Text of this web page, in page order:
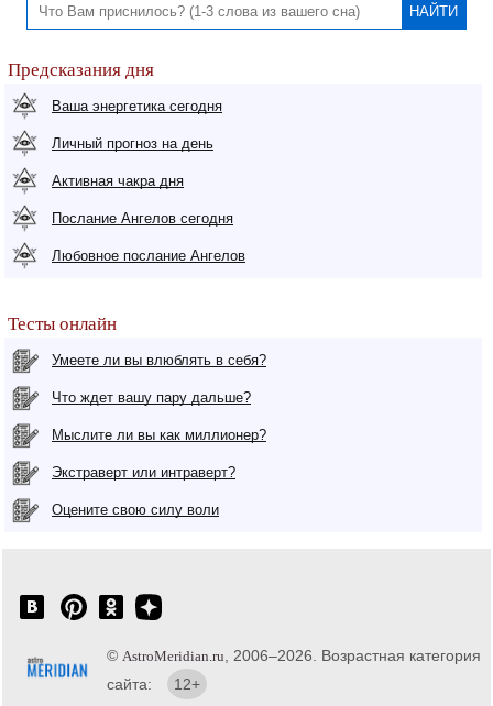
Предсказания дня
Ваша энергетика сегодня
Личный прогноз на день
Активная чакра дня
Послание Ангелов сегодня
Любовное послание Ангелов
Тесты онлайн
Умеете ли вы влюблять в себя?
Что ждет вашу пару дальше?
Мыслите ли вы как миллионер?
Экстраверт или интраверт?
Оцените свою силу воли
© AstroMeridian.ru , 2006–2026. Возрастная категория
сайта:
12+